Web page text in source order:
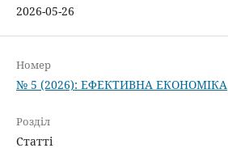
2026-05-26
Номер
№ 5 (2026): ЕФЕКТИВНА ЕКОНОМІКА
Розділ
Статті